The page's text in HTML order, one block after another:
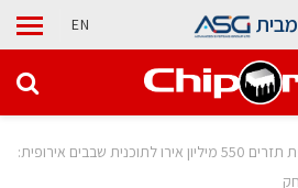
מבית EN
צרפת תזרים 550 מיליון אירו לתוכנית שבבים אירופית: